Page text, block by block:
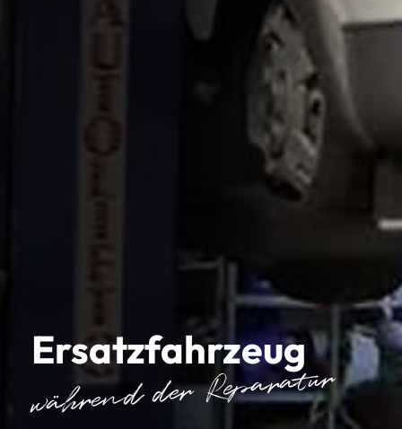
Ersatzfahrzeug
während der Reparatur